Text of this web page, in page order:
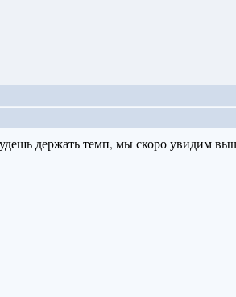
держать темп, мы скоро увидим